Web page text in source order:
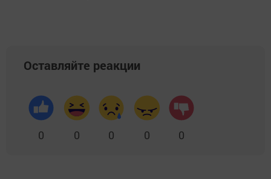
Оставляйте реакции
0 0 0 0 0